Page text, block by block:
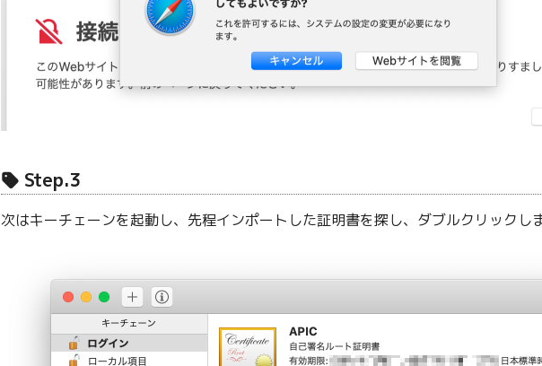
Step.3
次はキーチェーンを起動し、先程インポートした証明書を探し、ダブルクリックし